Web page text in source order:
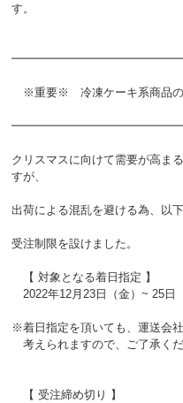
す。
※重要※ 冷凍ケーキ系商品の
クリスマスに向けて需要が高ま
すが、
出荷による混乱を避ける為、以
受注制限を設けました。
【 対象となる着日指定 】
2022年12月23日（金）~ 25日
※着日指定を頂いても、運送会
考えられますので、ご了承くだ
【 受注締め切り 】